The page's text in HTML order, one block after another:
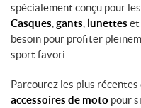
spécialement conçu pour
Casques gants lunettes et
besoin pour profiter
sport favori.
Parcourez les plus
accessoires de moto pour